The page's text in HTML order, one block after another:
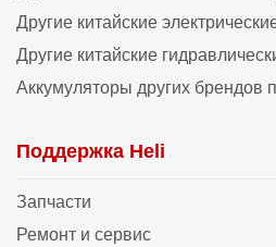
Другие китайские
Другие китайские
Аккумуляторы других брендов
Поддержка Heli
Запчасти
Ремонт и сервис